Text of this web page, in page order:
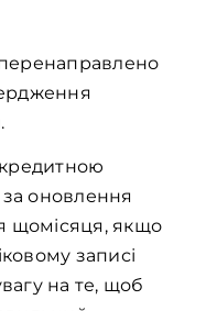
оновлення
щомісяця, якщо
записі
на те, щоб